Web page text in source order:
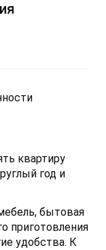
квартиру
год и
бытовая
приготовления
удобства. К